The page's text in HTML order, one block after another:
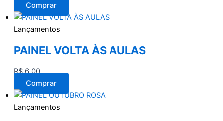
Comprar
Lançamentos
PAINEL VOLTA ÀS AULAS
R$6,00
Comprar
Lançamentos